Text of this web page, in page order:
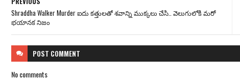
Shraddha Walker Murder ఐదు కత్తులతో శవాన్ని ముక్కలు చేసి.. వెలుగులోకి మరో
భయానక నిజం
POST COMMENT
No comments